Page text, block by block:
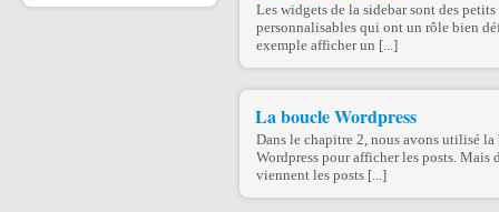
Les widgets de la sidebar sont des
personnalisables qui ont un rôle bien
exemple afficher un [...]
La boucle Wordpress
Dans le chapitre 2, nous avons utilisé la
Wordpress pour afficher les posts. Mais
viennent les posts [...]